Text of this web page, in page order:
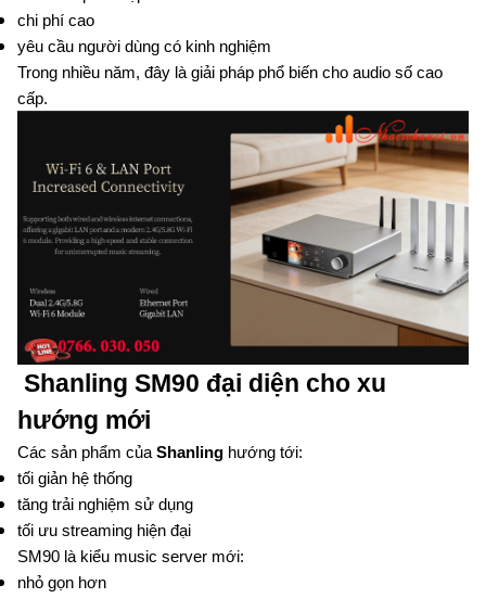
chi phí cao
yêu cầu người dùng có kinh nghiệm
Trong nhiều năm, đây là giải pháp phổ biến cho audio số cao
cấp.
Shanling SM90 đại diện cho xu
hướng mới
Các sản phẩm của Shanling hướng tới:
tối giản hệ thống
tăng trải nghiệm sử dụng
tối ưu streaming hiện đại
SM90 là kiểu music server mới:
nhỏ gọn hơn